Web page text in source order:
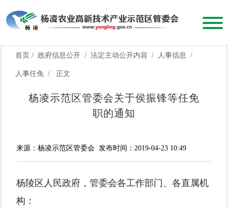
首页 / 政府信息公开 / 法定主动公开内容 / 人事信息 /
人事任免 / 正文
杨凌示范区管委会关于侯振锋等任免
职的通知
来源：杨凌示范区管委会 发布时间：2019-04-23 10:49
杨陵区人民政府，管委会各工作部门、各直属机
构：